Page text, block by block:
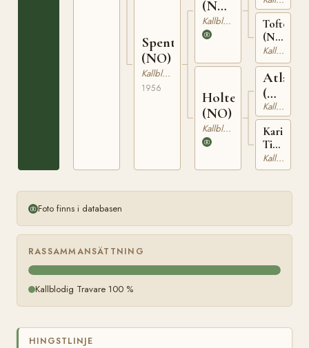
Spentla
(NO)
Kallblodig Travare
1956
(NO)
T-259
Kallblodig Travare
Holtejenta
(NO)
Kallblodig Travare
150
(NO)
T-
940
Kallblodig Travare
Atlas
(NO)
T-
164
Kallblodig Travare
Kari
(NO)
T-
Kallblodig Travare
Foto finns i databasen
RASSAMMANSÄTTNING
Kallblodig Travare 100 %
HINGSTLINJE